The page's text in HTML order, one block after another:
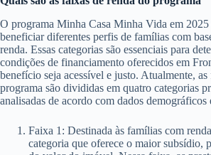
O programa Minha Casa Minha Vida em 2025
beneficiar diferentes perfis de famílias com
renda. Essas categorias são essenciais para
condições de financiamento oferecidos em
benefício seja acessível e justo. Atualmente,
programa são divididas em quatro categorias
analisadas de acordo com dados demográficos
Faixa 1: Destinada às famílias com
categoria que oferece o maior subsídio,